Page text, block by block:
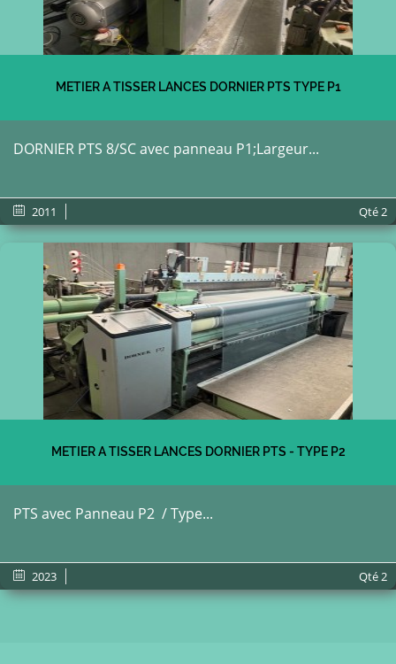
METIER A TISSER LANCES DORNIER PTS TYPE P1
DORNIER PTS 8/SC avec panneau P1;Largeur...
2011 Qté2
METIER A TISSER LANCES DORNIER PTS - TYPE P2
PTS avec Panneau P2 / Type...
2023 Qté2